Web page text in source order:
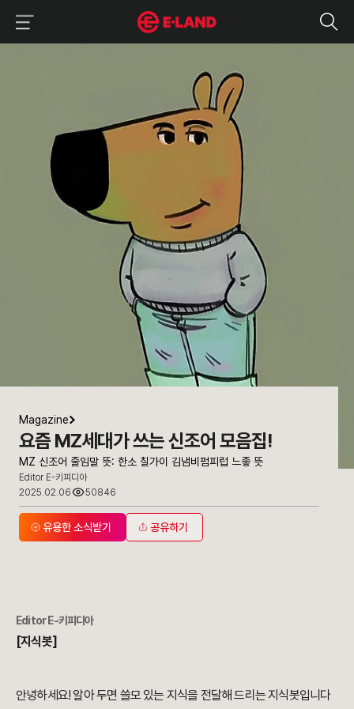
MZ 신조어 줄임말 뜻: 한소 칠가이 김냄비펌피럽 느좋 뜻
매거진 상세보기
Magazine
요즘 MZ세대가 쓰는 신조어 모음집!
MZ 신조어 줄임말 뜻: 한소 칠가이 김냄비펌피럽 느좋 뜻
Editor E-키피디아
2025.02.06
50846
유용한 소식받기 공유하기
Editor E-키피디아
[지식봇]
안녕하세요! 알아 두면 쓸모 있는 지식을 전달해 드리는 지식봇입니다